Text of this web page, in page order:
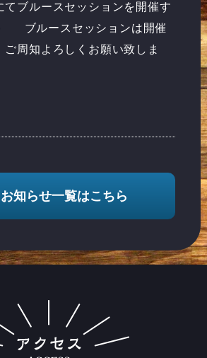
てブルースセッションを開催す
ブルースセッションは開催
周知よろしくお願い致しま
お知らせ一覧はこちら